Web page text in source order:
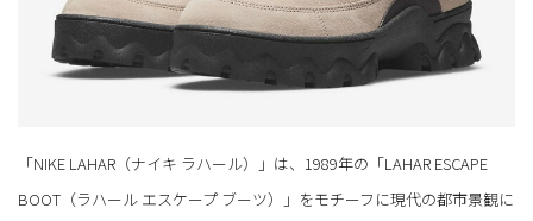
「NIKE LAHAR（ナイキ ラハール）」は、1989年の「LAHAR ESCAPE
BOOT（ラハール エスケープ ブーツ）」をモチーフに現代の都市景観に